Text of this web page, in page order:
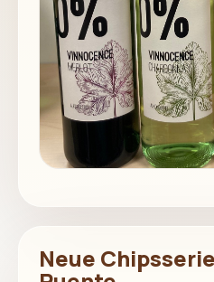
Neue